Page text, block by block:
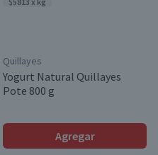
Quillayes
Yogurt Natural Quillayes
Pote 800 g
Agregar